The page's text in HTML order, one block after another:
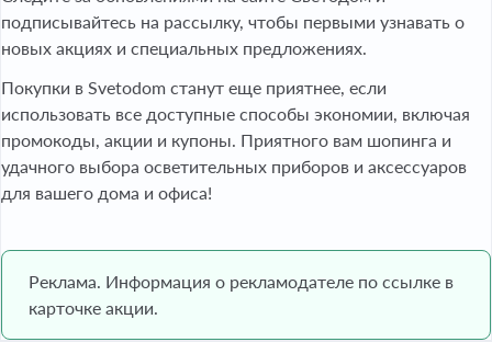
подписывайтесь на рассылку, чтобы первыми узнавать о
новых акциях и специальных предложениях.
Покупки в Svetodom станут еще приятнее, если
использовать все доступные способы экономии, включая
промокоды, акции и купоны. Приятного вам шопинга и
удачного выбора осветительных приборов и аксессуаров
для вашего дома и офиса!
Реклама. Информация о рекламодателе по ссылке в
карточке акции.